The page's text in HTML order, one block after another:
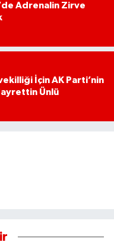
Adrenalin Zirve
İçin AK Parti’nin
Ünlü